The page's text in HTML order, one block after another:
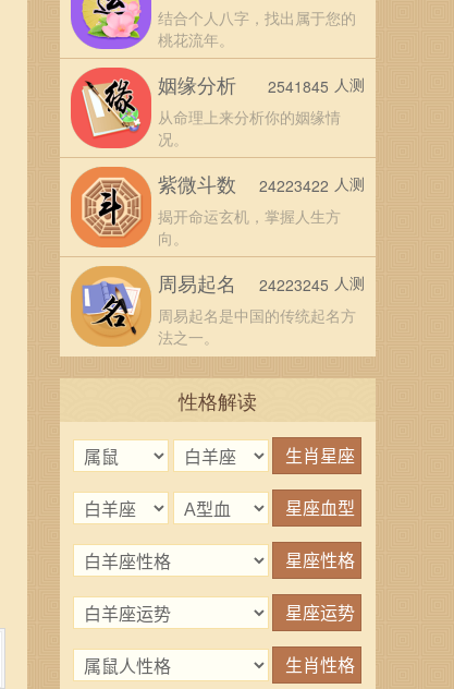
结合个人八字，找出属于您的
桃花流年。
姻缘分析
从命理上来分析你的姻缘情
况。
2541845 人测
紫微斗数
揭开命运玄机，掌握人生方
向。
24223422 人测
周易起名
周易起名是中国的传统起名方
法之一。
24223245 人测
性格解读